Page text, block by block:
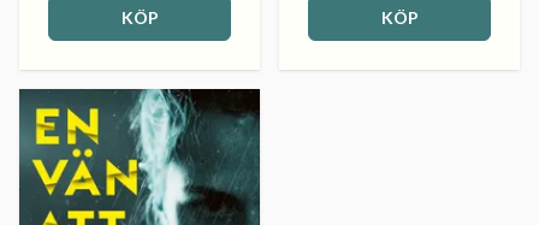
KÖP KÖP